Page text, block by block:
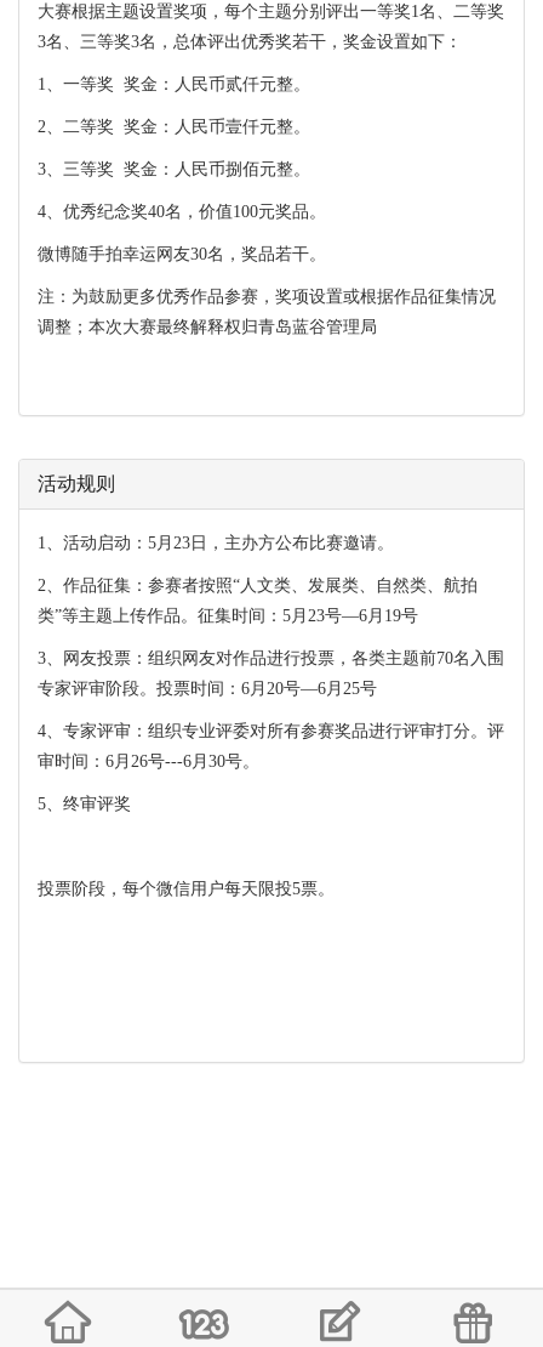
大赛根据主题设置奖项，每个主题分别评出一等奖1名、二等奖
3名、三等奖3名，总体评出优秀奖若干，奖金设置如下：
1、一等奖 奖金：人民币贰仟元整。
2、二等奖 奖金：人民币壹仟元整。
3、三等奖 奖金：人民币捌佰元整。
4、优秀纪念奖40名，价值100元奖品。
微博随手拍幸运网友30名，奖品若干。
注：为鼓励更多优秀作品参赛，奖项设置或根据作品征集情况
调整；本次大赛最终解释权归青岛蓝谷管理局
活动规则
1、活动启动：5月23日，主办方公布比赛邀请。
2、作品征集：参赛者按照“人文类、发展类、自然类、航拍
类”等主题上传作品。征集时间：5月23号—6月19号
3、网友投票：组织网友对作品进行投票，各类主题前70名入围
专家评审阶段。投票时间：6月20号—6月25号
4、专家评审：组织专业评委对所有参赛奖品进行评审打分。评
审时间：6月26号---6月30号。
5、终审评奖
投票阶段，每个微信用户每天限投5票。